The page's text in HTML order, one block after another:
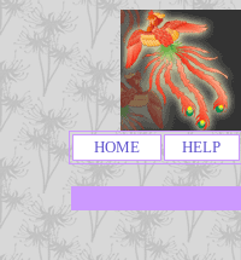
HOME HELP